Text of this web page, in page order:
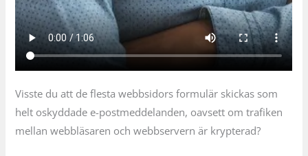
Visste du att de flesta webbsidors formulär skickas som
helt oskyddade e-postmeddelanden, oavsett om trafiken
mellan webbläsaren och webbservern är krypterad?